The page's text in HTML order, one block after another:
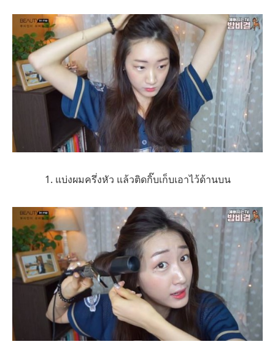
1. แบ่งผมครึ่งหัว แล้วติดกิ๊บเก็บเอาไว้ด้านบน